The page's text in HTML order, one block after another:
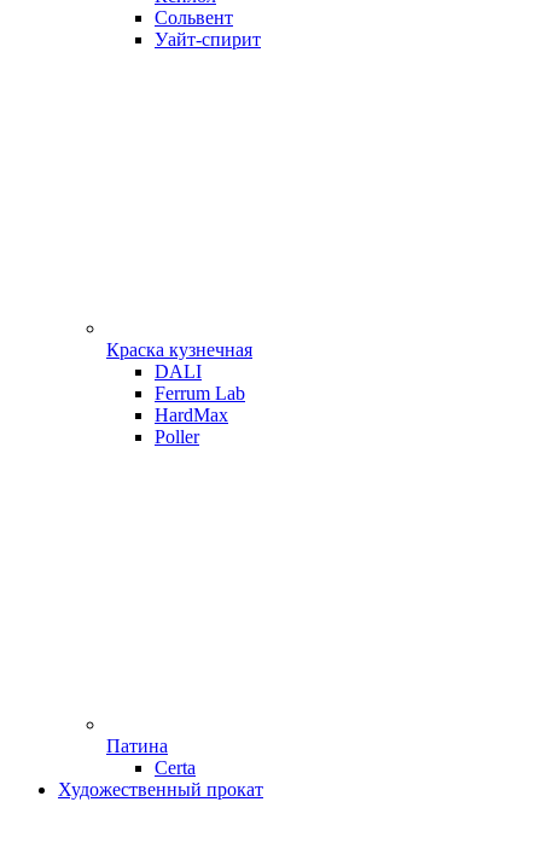
Сольвент
Уайт-спирит
Краска кузнечная
DALI
Ferrum Lab
HardMax
Poller
Патина
Certa
Художественный прокат